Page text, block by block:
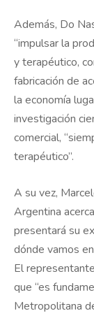
Además, Do
“impulsar la
y terapéutico,
fabricación de
la economía
investigación
comercial,
terapéutico”.
A su vez,
Argentina
presentará su
dónde vamos
El
que “es
Metropolitana